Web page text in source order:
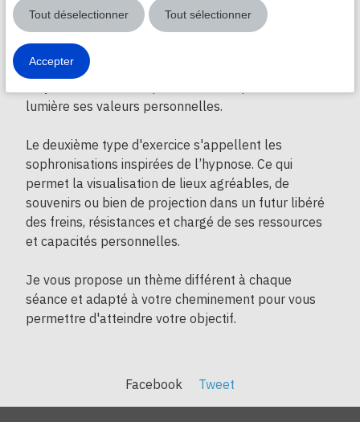
La Coach Respiration
les sensations et ressentis
Audio sophronisation
mentale afin d'ancrer corporellement des intentions
positives. Aussi, il y a des exercices qui permettent
de se concentrer, d'autres pour s'observer d'une
manière positive, un autre pour se libérer des
lumière ses valeurs personnelles.
Le deuxième type d'exercice s'appellent les
sophronisations inspirées de l’hypnose. Ce qui
permet la visualisation de lieux agréables, de
souvenirs ou bien de projection dans un futur libéré
des freins, résistances et chargé de ses ressources
et capacités personnelles.
Je vous propose un thème différent à chaque
séance et adapté à votre cheminement pour vous
permettre d'atteindre votre objectif.
Facebook Tweet
Tout déselectionner Tout sélectionner
Accepter